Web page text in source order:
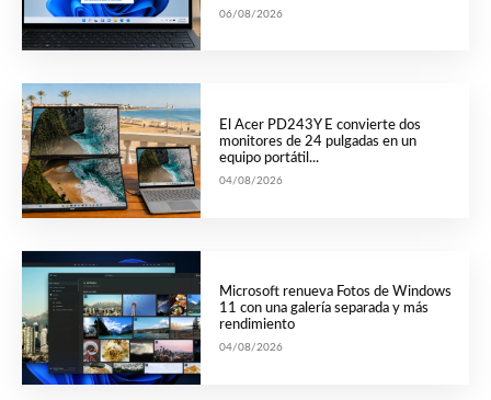
06/08/2026
El Acer PD243Y E convierte dos
monitores de 24 pulgadas en un
equipo portátil...
04/08/2026
Microsoft renueva Fotos de Windows
11 con una galería separada y más
rendimiento
04/08/2026